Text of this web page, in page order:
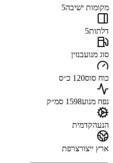
מקומות ישיבה5
דלתות5
סוג מנועבנזין
כוח סוס120 כ״ס
נפח מנוע1598 סמ״ק
הנעהקדמית
ארץ ייצורצרפת